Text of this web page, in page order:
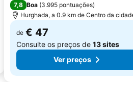
7,8 Boa (3.995 pontuações)
Hurghada, a 0.9 km de Centro da
de € 47
Consulte os preços de 13 sites
Ver preços